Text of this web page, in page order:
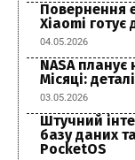
Повернення
Xiaomi готує
04.05.2026
NASA
Місяці:
03.05.2026
Штучний
базу даних
PocketOS